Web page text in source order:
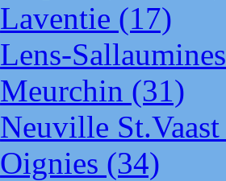
Laventie (17)
Lens-
Meurchin (31)
Neuville
Oignies (34)